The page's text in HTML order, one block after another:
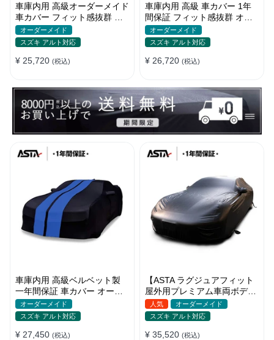
車庫内用 高級オーダーメイド
車カバー フィット感抜群 水
洗いOK 防塵防汚 傷防止 おし
ゃれ
オーダーメイド
スズキ アルト対応
¥ 25,720 (税込)
車庫内用 高級 車カバー 1年
間保証 フィット感抜群 オー
ダーメイド 水洗いOK おしゃ
れ 耐久性
オーダーメイド
スズキ アルト対応
¥ 26,720 (税込)
車庫内用 高級ベルベット製
一年間保証 車カバー オーダ
ーメイド 水洗いOK 防塵防汚
軽/普自動車 SUV
オーダーメイド
スズキ アルト対応
¥ 27,450 (税込)
【ASTA ラグジュアフィット
屋外用プレミアム車両ボディ
カバー】オーダーメイド PU
レザー 車カバー 裏起毛 防水
防風 耐久性
人気
オーダーメイド
スズキ アルト対応
¥ 35,520 (税込)